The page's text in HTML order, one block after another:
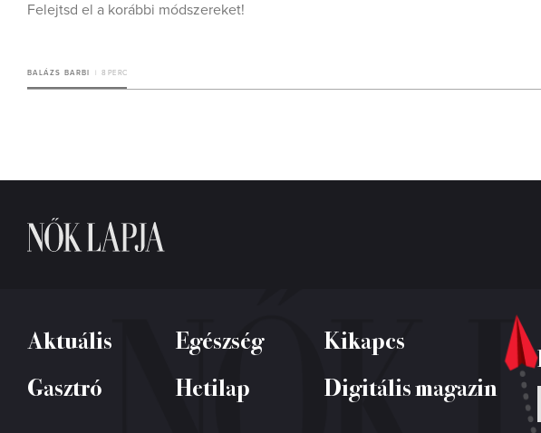
Felejtsd el a korábbi módszereket!
BALÁZS BARBI 8 PERC
Aktuális Egészség
Kikapcs
Gasztró
Hetilap Digitális magazin